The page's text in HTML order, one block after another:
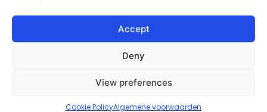
Accept
Deny
View preferences
Cookie PolicyAlgemene voorwaarden
Ik wil adverteren
© 2026 Risk & Business
| Design & Development door